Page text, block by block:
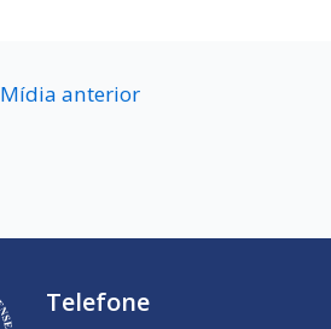
Mídia anterior
Telefone